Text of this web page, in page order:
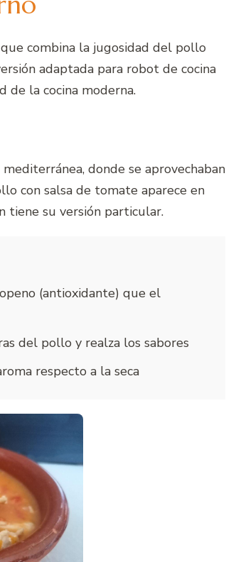
combina la jugosidad del pollo
adaptada para robot de cocina
de la cocina moderna.
donde se aprovechaban
con salsa de tomate aparece en
tiene su versión particular.
(antioxidante) que el
del pollo y realza los sabores
respecto a la seca